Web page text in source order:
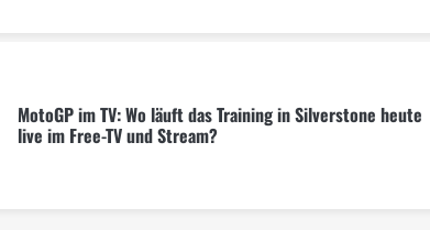
MotoGP im TV: Wo läuft das Training in Silverstone heute
live im Free-TV und Stream?